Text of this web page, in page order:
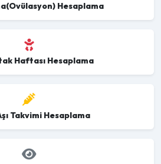
Hesaplama
Haftası Hesaplama
Takvimi Hesaplama